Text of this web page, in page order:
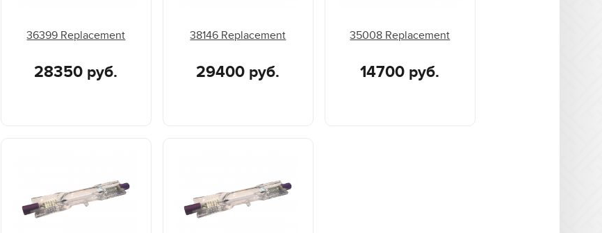
36399 Replacement
28350 руб.
38146 Replacement
29400 руб.
35008 Replacement
14700 руб.